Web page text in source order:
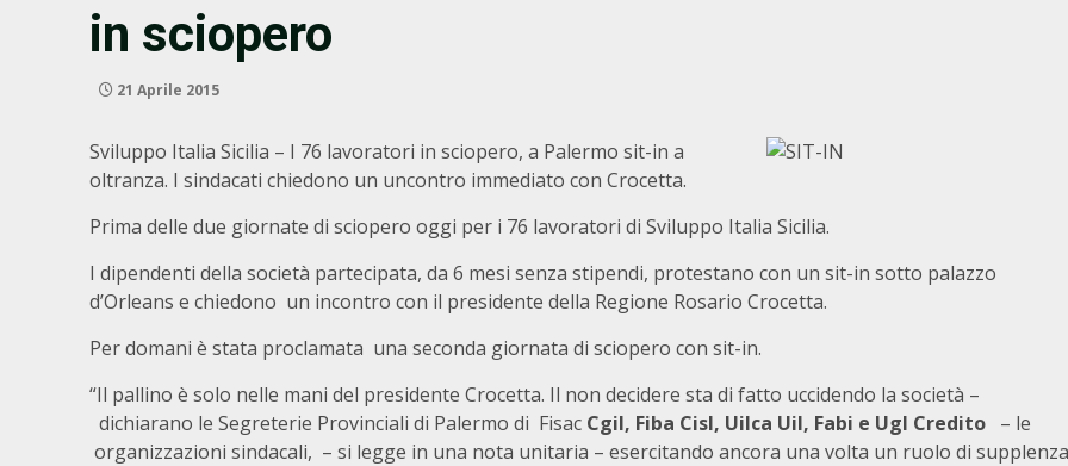
in sciopero
21 Aprile 2015
Sviluppo Italia Sicilia – I 76 lavoratori in sciopero, a Palermo sit-in a
oltranza. I sindacati chiedono un uncontro immediato con Crocetta.
Prima delle due giornate di sciopero oggi per i 76 lavoratori di Sviluppo Italia Sicilia.
I dipendenti della società partecipata, da 6 mesi senza stipendi, protestano con un sit-in sotto palazzo
d’Orleans e chiedono un incontro con il presidente della Regione Rosario Crocetta.
Per domani è stata proclamata una seconda giornata di sciopero con sit-in.
“Il pallino è solo nelle mani del presidente Crocetta. Il non decidere sta di fatto uccidendo la società –
dichiarano le Segreterie Provinciali di Palermo di Fisac Cgil, Fiba Cisl, Uilca Uil, Fabi e Ugl Credito – le
organizzazioni sindacali, – si legge in una nota unitaria – esercitando ancora una volta un ruolo di supplenza